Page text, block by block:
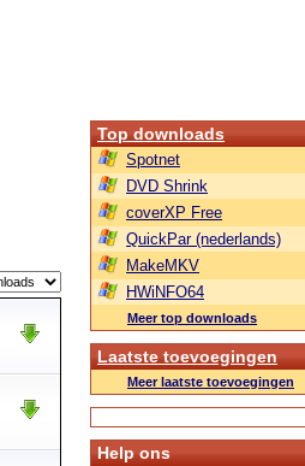
Top downloads
Spotnet
DVD Shrink
coverXP Free
QuickPar (nederlands)
MakeMKV
HWiNFO64
Meer top downloads
Laatste toevoegingen
Meer laatste toevoegingen
Help ons